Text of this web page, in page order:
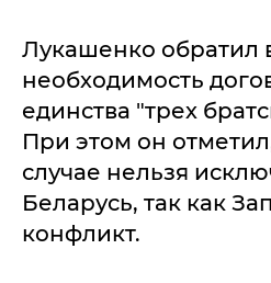
Лукашенко обратил
необходимость
единства "трех
При этом он
случае нельзя
Беларусь, так как
конфликт.